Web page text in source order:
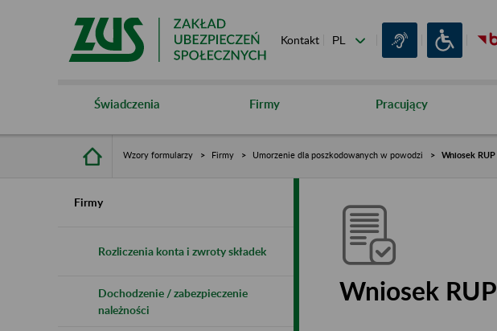
Kontakt
Świadczenia Firmy Pracujący
Wzory formularzy Firmy Umorzenie dla poszkodowanych w powodzi Wniosek RUP
Firmy
Rozliczenia konta i zwroty składek
Dochodzenie / zabezpieczenie
należności
Wniosek RUP